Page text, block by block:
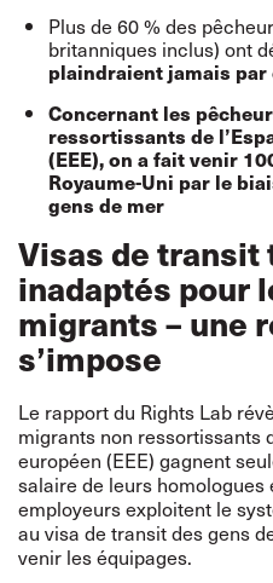
Plus de 60 % des
britanniques inclus) ont
plaindraient jamais par
Concernant les
ressortissants de
(EEE), on a fait venir
Royaume-Uni par le
gens de mer
Visas de
inadaptés pour
migrants – une
s’impose
Le rapport du Rights Lab
migrants non ressortissants
européen (EEE) gagnent
salaire de leurs
employeurs exploitent le
au visa de transit des gens
venir les équipages.